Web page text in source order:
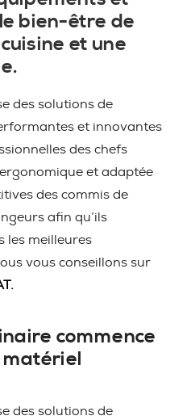
bien-être de
et une
des solutions de
et innovantes
des chefs
et adaptée
des commis de
afin qu’ils
les meilleures
vous conseillons sur
commence
matériel
des solutions de